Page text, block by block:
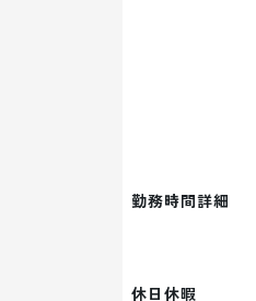
勤務時間詳細
休日休暇